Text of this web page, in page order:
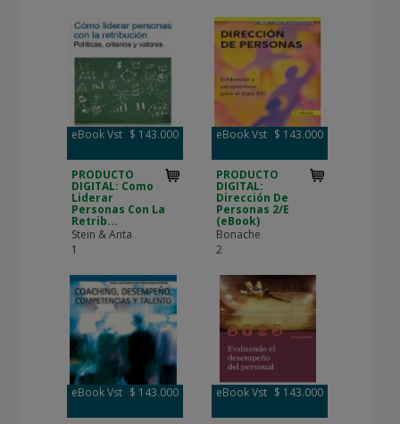
eBook Vst $ 143.000
PRODUCTO
DIGITAL: Como
Liderar
Personas Con La
Retrib...
Stein & Anta
1
eBook Vst $ 143.000
PRODUCTO
DIGITAL:
Dirección De
Personas 2/E
(eBook)
Bonache
2
eBook Vst $ 143.000 eBook Vst $ 143.000